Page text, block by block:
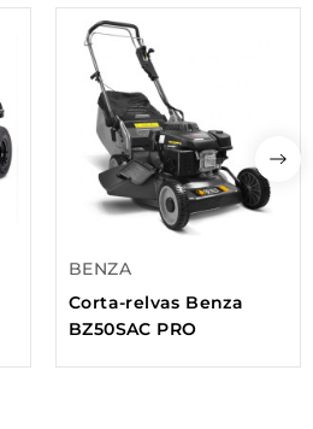
BENZA
Corta-relvas Benza
BZ50SAC PRO